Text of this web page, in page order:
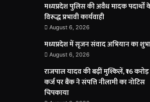
मध्यप्रदेश पुलिस की अवैध मादक पदार्थों
विरूद्ध प्रभावी कार्यवाही
August 6, 2026
मध्यप्रदेश में सृजन संवाद अभियान का
August 6, 2026
राजपाल यादव की बढ़ीं मुश्किलें, ₹16
कर्ज पर बैंक ने संपत्ति नीलामी का नोटिस
चिपकाया